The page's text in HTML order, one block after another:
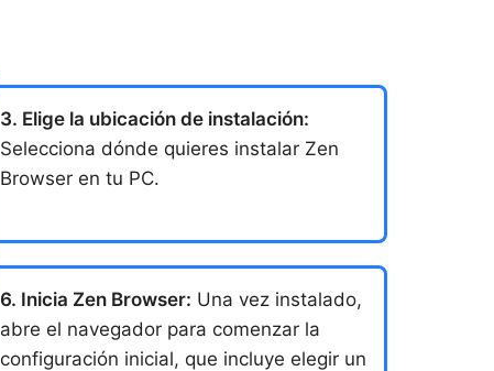
3. Elige la ubicación de instalación:
Selecciona dónde quieres instalar Zen
Browser en tu PC.
6. Inicia Zen Browser: Una vez instalado,
abre el navegador para comenzar la
configuración inicial, que incluye elegir un